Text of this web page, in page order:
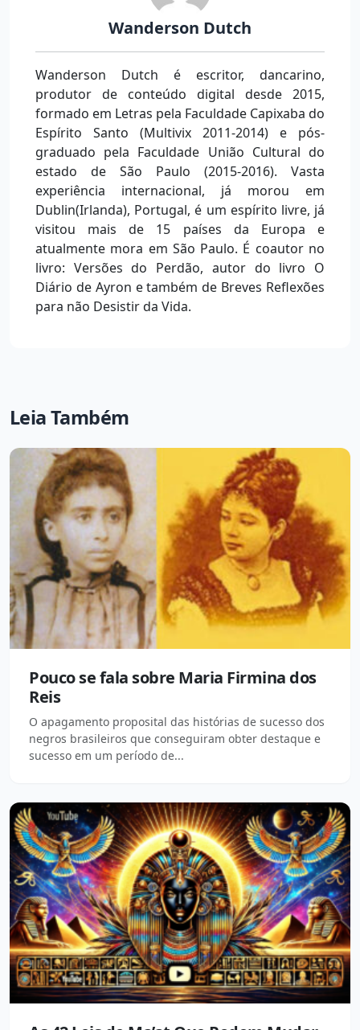
Wanderson Dutch
Wanderson Dutch é escritor, dancarino,
produtor de conteúdo digital desde 2015,
formado em Letras pela Faculdade Capixaba do
Espírito Santo (Multivix 2011-2014) e pós-
graduado pela Faculdade União Cultural do
estado de São Paulo (2015-2016). Vasta
experiência internacional, já morou em
Dublin(Irlanda), Portugal, é um espírito livre, já
visitou mais de 15 países da Europa e
atualmente mora em São Paulo. É coautor no
livro: Versões do Perdão, autor do livro O
Diário de Ayron e também de Breves Reflexões
para não Desistir da Vida.
Leia Também
Pouco se fala sobre Maria Firmina dos
Reis
O apagamento proposital das histórias de sucesso dos
negros brasileiros que conseguiram obter destaque e
sucesso em um período de...